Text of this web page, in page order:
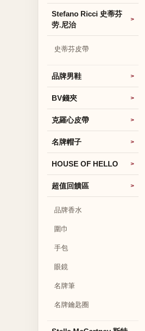
Stefano Ricci 史蒂芬
劳.尼治
史蒂芬皮帶
品牌男鞋
BV錢夾
克羅心皮帶
名牌帽子
HOUSE OF HELLO
超值回饋區
品牌香水
圍巾
手包
眼鏡
名牌筆
名牌鑰匙圈